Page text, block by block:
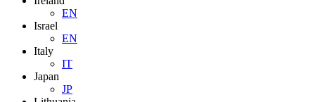
EN
Israel
EN
Italy
IT
Japan
JP